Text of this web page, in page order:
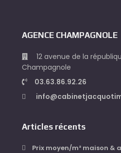
AGENCE CHAMPAGNOLE
12 avenue de la
Champagnole
03.63.86.92.26
Articles récents
Prix moyen/m² maison &